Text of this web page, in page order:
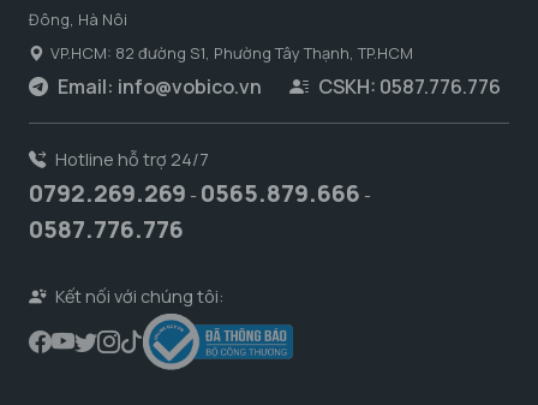
Đông, Hà Nôi
VP.HCM: 82 đường S1, Phường Tây Thạnh, TP.HCM
Email: info@vobico.vn CSKH: 0587.776.776
Hotline hỗ trợ 24/7
0792.269.269 - 0565.879.666 -
0587.776.776
Kết nối với chúng tôi: